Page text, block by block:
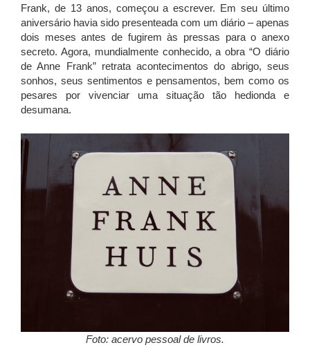
Frank, de 13 anos, começou a escrever. Em seu último
aniversário havia sido presenteada com um diário – apenas
dois meses antes de fugirem às pressas para o anexo
secreto. Agora, mundialmente conhecido, a obra “O diário
de Anne Frank” retrata acontecimentos do abrigo, seus
sonhos, seus sentimentos e pensamentos, bem como os
pesares por vivenciar uma situação tão hedionda e
desumana.
Foto: acervo pessoal de livros.